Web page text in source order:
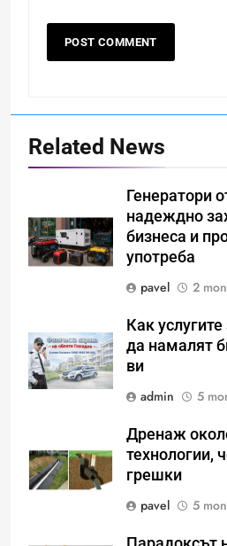
Идеи за
ИСТОРИЯ
Забаба
ИСТОРИЯ
Related News
Генератори
надеждно
бизнеса и
употреба
pavel
2
Как
да намалят
ви
admin
5
Дренаж
технологии,
грешки
pavel
5